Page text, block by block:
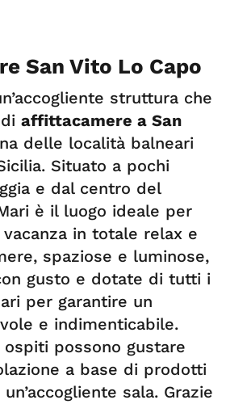
San Vito Lo Capo
struttura che
affittacamere a San
delle località balneari
Situato a pochi
e dal centro del
è il luogo ideale per
in totale relax e
spaziose e luminose,
gusto e dotate di tutti i
per garantire un
e indimenticabile.
possono gustare
a base di prodotti
sala. Grazie